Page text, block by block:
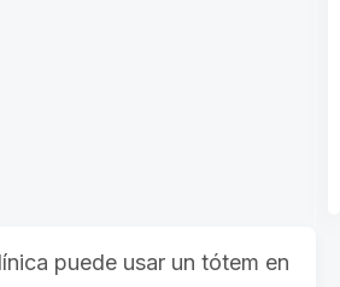
puede usar un tótem en